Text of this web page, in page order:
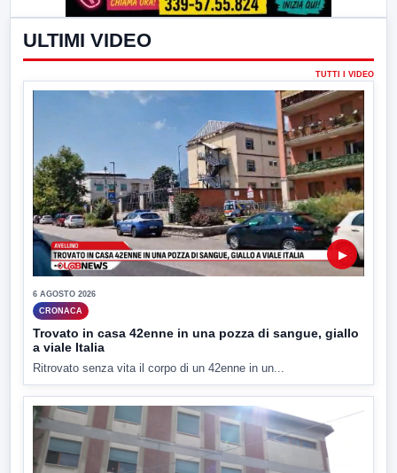
ULTIMI VIDEO
TUTTI I VIDEO
▶
6 AGOSTO 2026
CRONACA
Trovato in casa 42enne in una pozza di sangue, giallo
a viale Italia
Ritrovato senza vita il corpo di un 42enne in un...